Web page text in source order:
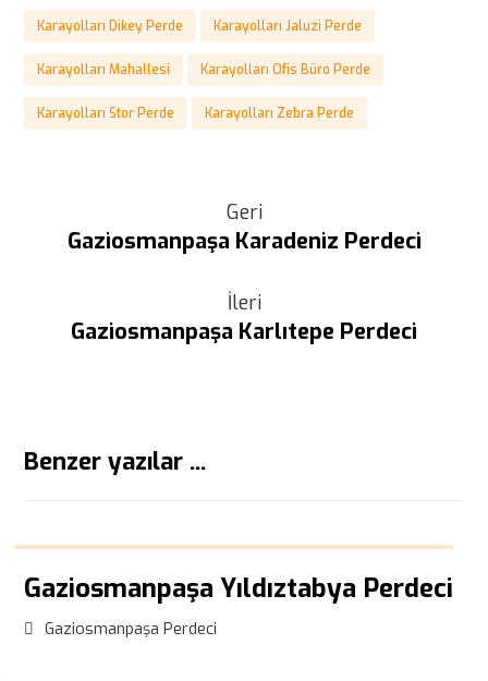
Karayolları Dikey Perde Karayolları Jaluzi Perde
Karayolları Mahallesi Karayolları Ofis Büro Perde
Karayolları Stor Perde Karayolları Zebra Perde
Geri
Gaziosmanpaşa Karadeniz Perdeci
İleri
Gaziosmanpaşa Karlıtepe Perdeci
Benzer yazılar ...
Gaziosmanpaşa Yıldıztabya Perdeci
Gaziosmanpaşa Perdeci